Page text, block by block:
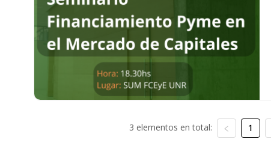
3 elementos en total: 1